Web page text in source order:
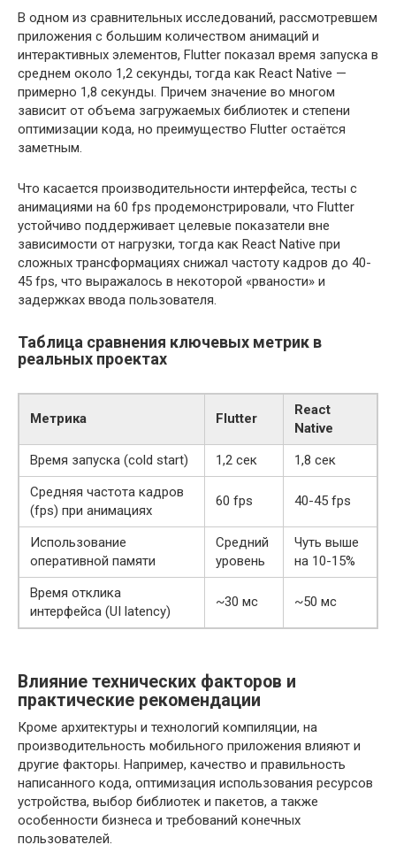
В одном из сравнительных исследований, рассмотревшем
приложения с большим количеством анимаций и
интерактивных элементов, Flutter показал время запуска в
среднем около 1,2 секунды, тогда как React Native —
примерно 1,8 секунды. Причем значение во многом
зависит от объема загружаемых библиотек и степени
оптимизации кода, но преимущество Flutter остаётся
заметным.
Что касается производительности интерфейса, тесты с
анимациями на 60 fps продемонстрировали, что Flutter
устойчиво поддерживает целевые показатели вне
зависимости от нагрузки, тогда как React Native при
сложных трансформациях снижал частоту кадров до 40-
45 fps, что выражалось в некоторой «рваности» и
задержках ввода пользователя.
Таблица сравнения ключевых метрик в
реальных проектах
Метрика Flutter
React
Native
Время запуска (cold start)
1,2 сек
1,8 сек
Средняя частота кадров
(fps) при анимациях
60 fps 40-45 fps
Использование
оперативной памяти
Средний
уровень
Чуть выше
на 10-15%
Время отклика
интерфейса (UI latency)
~30 мс ~50 мс
Влияние технических факторов и
практические рекомендации
Кроме архитектуры и технологий компиляции, на
производительность мобильного приложения влияют и
другие факторы. Например, качество и правильность
написанного кода, оптимизация использования ресурсов
устройства, выбор библиотек и пакетов, а также
особенности бизнеса и требований конечных
пользователей.